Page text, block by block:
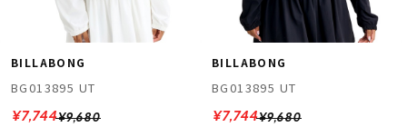
BILLABONG
BG013895 UT
¥9,680
¥7,744
BILLABONG
BG013895 UT
¥9,680
¥7,744